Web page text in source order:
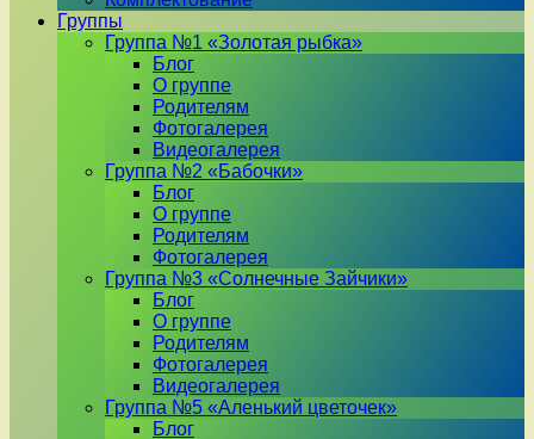
Группы
Группа №1 «Золотая рыбка»
Блог
О группе
Родителям
Фотогалерея
Видеогалерея
Группа №2 «Бабочки»
Блог
О группе
Родителям
Фотогалерея
Группа №3 «Солнечные Зайчики»
Блог
О группе
Родителям
Фотогалерея
Видеогалерея
Группа №5 «Аленький цветочек»
Блог